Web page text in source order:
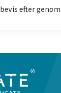
efter